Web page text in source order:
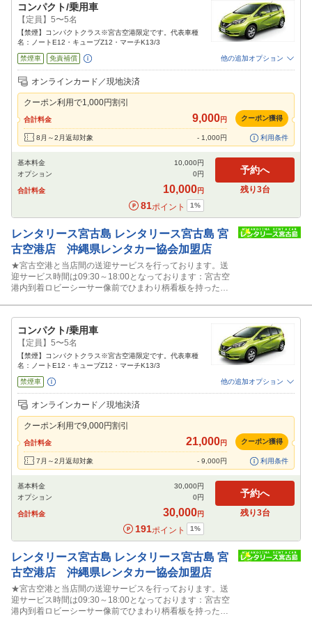
コンパクト/乗用車
【定員】5〜5名
【禁煙】コンパクトクラス※宮古空港限定です。代表車種
名：ノートE12・キューブZ12・マーチK13/3
禁煙車 免責補償 他の追加オプション
追加可能オプション
（次画面で選択ができます）
オンラインカード／現地決済
クーポン利用で1,000円割引
合計料金 9,000円
8月～2月返却対象 - 1,000円
クーポン獲得
利用条件
基本料金 10,000円
オプション
0円
合計料金 10,000円
81ポイント 1%
予約へ
残り3台
レンタリース宮古島 レンタリース宮古島 宮
古空港店 沖縄県レンタカー協会加盟店
★宮古空港と当店間の送迎サービスを行っております。送
迎サービス時間は09:30～18:00となっております：宮古空
港内到着ロビーシーサー像前でひまわり柄看板を持ったス
コンパクト/乗用車
【定員】5〜5名
【禁煙】コンパクトクラス※宮古空港限定です。代表車種
名：ノートE12・キューブZ12・マーチK13/3
禁煙車 他の追加オプション
追加可能オプション
（次画面で選択ができます）
オンラインカード／現地決済
クーポン利用で9,000円割引
合計料金 21,000円
7月～2月返却対象 - 9,000円
クーポン獲得
利用条件
基本料金 30,000円
オプション
0円
合計料金 30,000円
191ポイント 1%
予約へ
残り3台
レンタリース宮古島 レンタリース宮古島 宮
古空港店 沖縄県レンタカー協会加盟店
★宮古空港と当店間の送迎サービスを行っております。送
迎サービス時間は09:30～18:00となっております：宮古空
港内到着ロビーシーサー像前でひまわり柄看板を持ったス